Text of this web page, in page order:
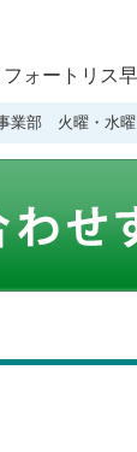
ォートリス
業部 火曜・水